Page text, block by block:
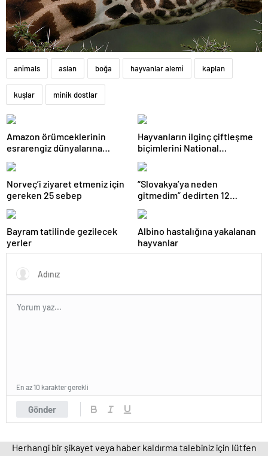
animals aslan boğa hayvanlar alemi kaplan
kuşlar minik dostlar
Amazon örümceklerinin
esrarengiz dünyalarına
Hayvanların ilginç çiftleşme
biçimlerini National
Norveç’i ziyaret etmeniz için
gereken 25 sebep
“Slovakya’ya neden
gitmedim” dedirten 12
Bayram tatilinde gezilecek
yerler
Albino hastalığına yakalanan
hayvanlar
Gönder
En az 10 karakter gerekli
Herhangi bir şikayet veya haber kaldırma talebiniz için lütfen